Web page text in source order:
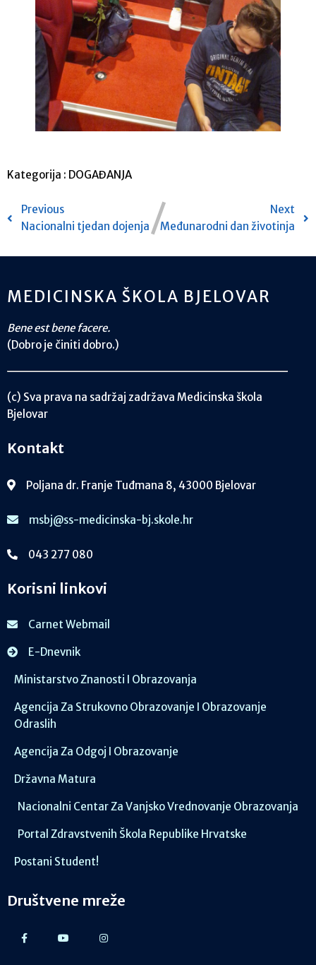
Kategorija : DOGAĐANJA
Previous
Nacionalni tjedan dojenja
Next
Međunarodni dan životinja
MEDICINSKA ŠKOLA BJELOVAR
Bene est bene facere.
(Dobro je činiti dobro.)
(c) Sva prava na sadržaj zadržava Medicinska škola
Bjelovar
Kontakt
Poljana dr. Franje Tuđmana 8, 43000 Bjelovar
msbj@ss-medicinska-bj.skole.hr
043 277 080
Korisni linkovi
Carnet Webmail
E-Dnevnik
Ministarstvo Znanosti I Obrazovanja
Agencija Za Strukovno Obrazovanje I Obrazovanje
Odraslih
Agencija Za Odgoj I Obrazovanje
Državna Matura
Nacionalni Centar Za Vanjsko Vrednovanje Obrazovanja
Portal Zdravstvenih Škola Republike Hrvatske
Postani Student!
Društvene mreže